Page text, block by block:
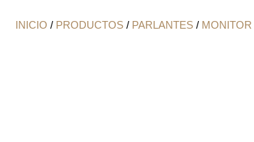
INICIO / PRODUCTOS / PARLANTES / MONITOR